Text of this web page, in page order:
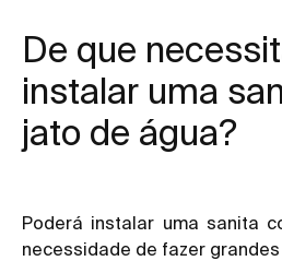
De que
instalar uma
jato de água?
Poderá instalar uma sanita
necessidade de fazer